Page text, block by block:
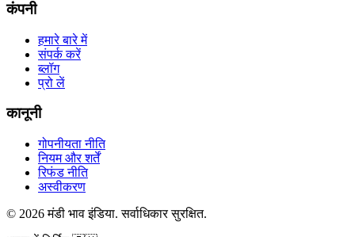
कंपनी
हमारे बारे में
संपर्क करें
ब्लॉग
प्रो लें
कानूनी
गोपनीयता नीति
नियम और शर्तें
रिफंड नीति
अस्वीकरण
© 2026 मंडी भाव इंडिया.सर्वाधिकार सुरक्षित.